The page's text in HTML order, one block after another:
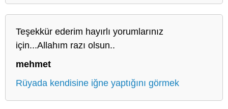
Teşekkür ederim hayırlı yorumlarınız
için...Allahım razı olsun..
mehmet
Rüyada kendisine iğne yaptığını görmek